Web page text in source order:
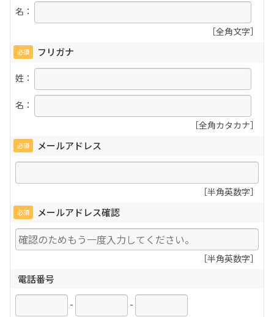
名：
［全角文字］
必須 フリガナ
姓：
名：
［全角カタカナ］
必須 メールアドレス
［半角英数字］
必須 メールアドレス確認
［半角英数字］
電話番号
-
-